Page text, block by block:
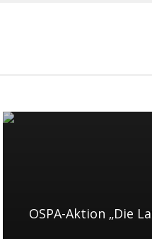
OSPA-Aktion „Die